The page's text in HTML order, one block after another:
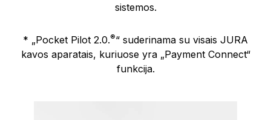
sistemos.
* „Pocket Pilot 2.0.®“ suderinama su visais JURA
kavos aparatais, kuriuose yra „Payment Connect“
funkcija.